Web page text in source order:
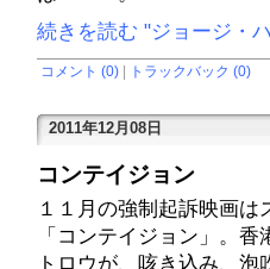
続きを読む "ジョージ・
コメント (0) トラックバック (0)
2011年12月08日
コンテイジョン
１１月の強制起訴映画
「コンテイジョン」。
トロウが、咳き込み、